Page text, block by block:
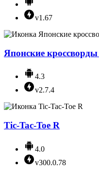
v1.67
Японские
4.3
v2.7.4
Tic-Tac-Toe R
4.0
v300.0.78